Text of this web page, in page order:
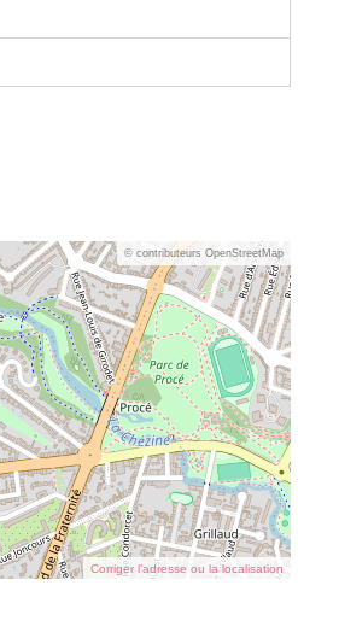
© contributeurs OpenStreetMap
Corriger l’adresse ou la localisation